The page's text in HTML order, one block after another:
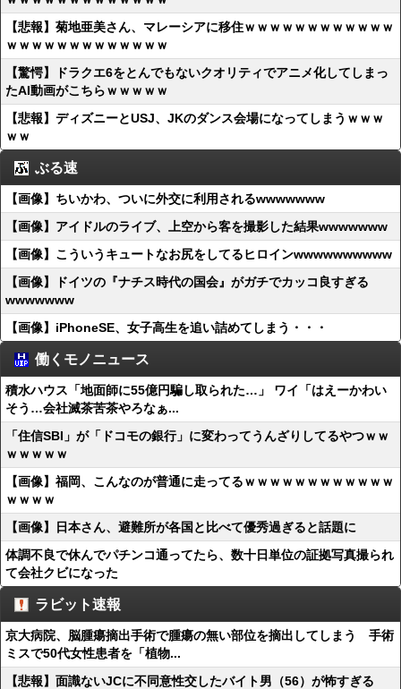
【悲報】菊地亜美さん、マレーシアに移住ｗｗｗｗｗｗｗｗｗｗｗｗ
ｗｗｗｗｗｗｗｗｗｗｗｗｗ
【驚愕】ドラクエ6をとんでもないクオリティでアニメ化してしまっ
たAI動画がこちらｗｗｗｗｗ
【悲報】ディズニーとUSJ、JKのダンス会場になってしまうｗｗｗ
ｗｗ
ぶる速
【画像】ちいかわ、ついに外交に利用されるwwwwwww
【画像】アイドルのライブ、上空から客を撮影した結果wwwwwww
【画像】こういうキュートなお尻をしてるヒロインwwwwwwwwww
【画像】ドイツの『ナチス時代の国会』がガチでカッコ良すぎる
wwwwwww
【画像】iPhoneSE、女子高生を追い詰めてしまう・・・
働くモノニュース
積水ハウス「地面師に55億円騙し取られた…」 ワイ「はえーかわい
そう…会社滅茶苦茶やろなぁ...
「住信SBI」が「ドコモの銀行」に変わってうんざりしてるやつｗｗ
ｗｗｗｗｗ
【画像】福岡、こんなのが普通に走ってるｗｗｗｗｗｗｗｗｗｗｗｗ
ｗｗｗｗ
【画像】日本さん、避難所が各国と比べて優秀過ぎると話題に
体調不良で休んでパチンコ通ってたら、数十日単位の証拠写真撮られ
て会社クビになった
ラビット速報
京大病院、脳腫瘍摘出手術で腫瘍の無い部位を摘出してしまう 手術
ミスで50代女性患者を「植物...
【悲報】面識ないJCに不同意性交したバイト男（56）が怖すぎる